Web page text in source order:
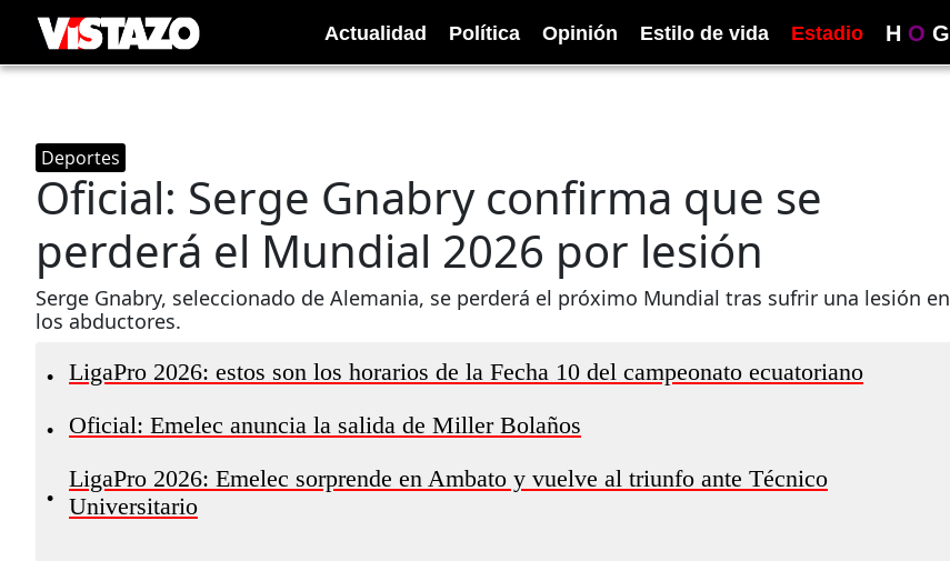
Actualidad Política Opinión Estilo de vida Estadio H O G
Deportes
Oficial: Serge Gnabry confirma que se
perderá el Mundial 2026 por lesión
Serge Gnabry, seleccionado de Alemania, se perderá el próximo Mundial tras sufrir una lesión en
los abductores.
• LigaPro 2026: estos son los horarios de la Fecha 10 del campeonato ecuatoriano
• Oficial: Emelec anuncia la salida de Miller Bolaños
•
LigaPro 2026: Emelec sorprende en Ambato y vuelve al triunfo ante Técnico
Universitario